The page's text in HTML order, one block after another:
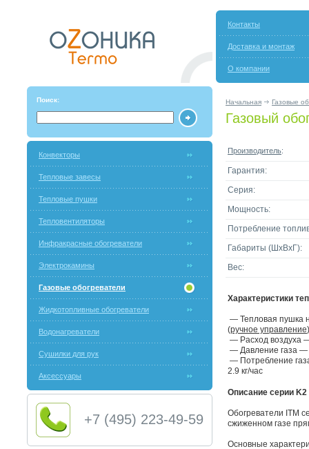
Контакты
Доставка и монтаж
О компании
Поиск: Начальная Газовые
Газовый
Конвекторы
Тепловые завесы
Тепловые пушки
Тепловентиляторы
Инфракрасные обогреватели
Электрокамины
Газовые обогреватели
Жидкотопливные обогреватели
Водонагреватели
Сушилки для рук
Аксессуары
+7 (495) 223-49-59
Производитель:
Гарантия:
Серия:
Мощность:
Потребление
Габариты (ШxВxГ):
Вес:
Характеристики
— Тепловая пушка
(ручное управление)
— Расход воздуха
— Давление газа —
— Потребление
2.9 кг/час
Описание серии K2
Обогреватели ITM
сжиженном газе
Основные